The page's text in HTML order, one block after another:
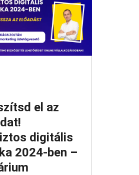
el az
digitális
2024-ben –